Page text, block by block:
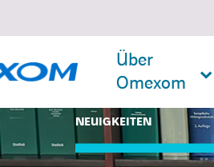
Über
Omexom
NEUIGKEITEN